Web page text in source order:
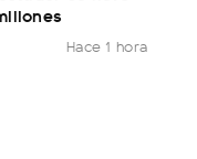
Hace 1 hora